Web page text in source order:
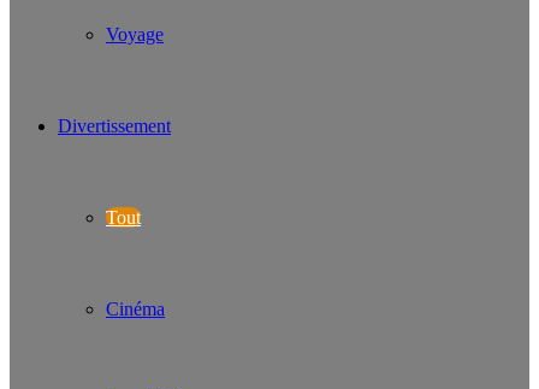
Voyage
Divertissement
Tout
Cinéma